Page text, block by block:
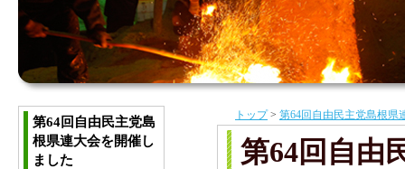
トップ> 第64回自由民主党島根県
第64回自由
第64回自由民主党島
根県連大会を開催し
ました